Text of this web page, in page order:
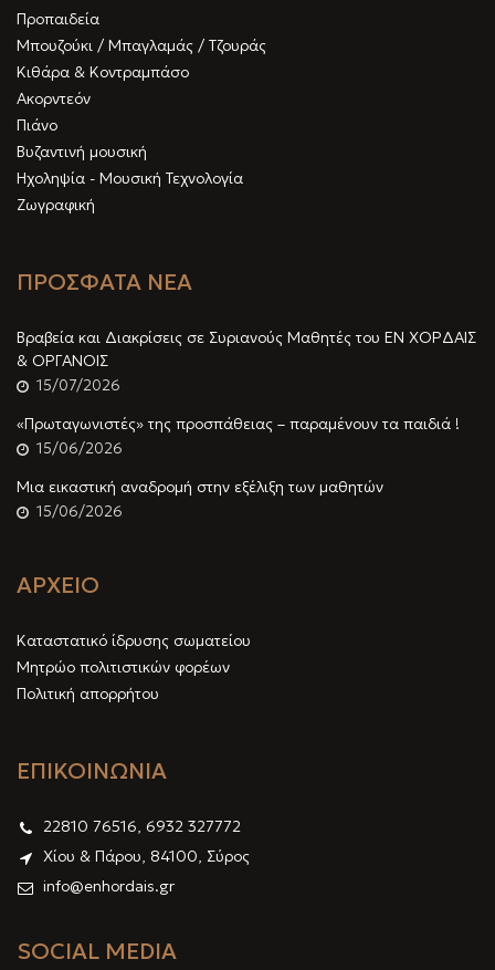
Προπαιδεία
Μπουζούκι / Μπαγλαμάς / Τζουράς
Κιθάρα & Κοντραμπάσο
Ακορντεόν
Πιάνο
Βυζαντινή μουσική
Ηχοληψία - Μουσική Τεχνολογία
Ζωγραφική
ΠΡΟΣΦΑΤΑ ΝΕΑ
Βραβεία και Διακρίσεις σε Συριανούς Μαθητές του ΕΝ ΧΟΡΔΑΙΣ
& ΟΡΓΑΝΟΙΣ
15/07/2026
«Πρωταγωνιστές» της προσπάθειας – παραμένουν τα παιδιά !
15/06/2026
Μια εικαστική αναδρομή στην εξέλιξη των μαθητών
15/06/2026
ΑΡΧΕΙΟ
Καταστατικό ίδρυσης σωματείου
Μητρώο πολιτιστικών φορέων
Πολιτική απορρήτου
ΕΠΙΚΟΙΝΩΝΙΑ
22810 76516, 6932 327772
Χίου & Πάρου, 84100, Σύρος
info@enhordais.gr
SOCIAL MEDIA